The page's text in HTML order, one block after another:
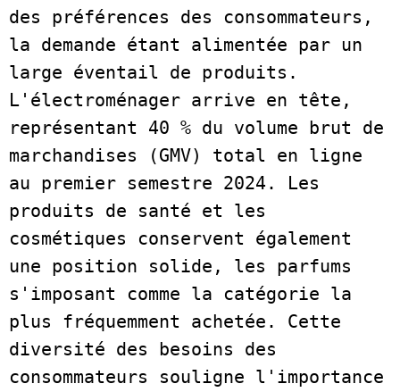
des préférences des consommateurs,
la demande étant alimentée par un
large éventail de produits.
L'électroménager arrive en tête,
représentant 40 % du volume brut de
marchandises (GMV) total en ligne
au premier semestre 2024. Les
produits de santé et les
cosmétiques conservent également
une position solide, les parfums
s'imposant comme la catégorie la
plus fréquemment achetée. Cette
diversité des besoins des
consommateurs souligne l'importance